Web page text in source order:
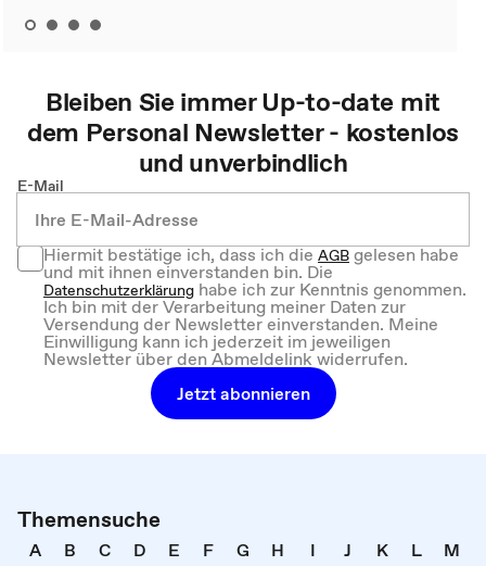
Bleiben Sie immer Up-to-date mit
dem Personal Newsletter - kostenlos
und unverbindlich
E-Mail
Hiermit bestätige ich, dass ich dieAGBgelesen habe
und mit ihnen einverstanden bin. Die
Datenschutzerklärung habe ich zur Kenntnis genommen.
Ich bin mit der Verarbeitung meiner Daten zur
Versendung der Newsletter einverstanden. Meine
Einwilligung kann ich jederzeit im jeweiligen
Newsletter über den Abmeldelink widerrufen.
Jetzt abonnieren
Themensuche
A B C D E F G H I J K L
M